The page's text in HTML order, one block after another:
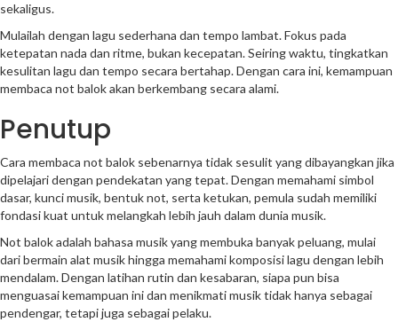
sekaligus.
Mulailah dengan lagu sederhana dan tempo lambat. Fokus pada
ketepatan nada dan ritme, bukan kecepatan. Seiring waktu, tingkatkan
kesulitan lagu dan tempo secara bertahap. Dengan cara ini, kemampuan
membaca not balok akan berkembang secara alami.
Penutup
Cara membaca not balok sebenarnya tidak sesulit yang dibayangkan jika
dipelajari dengan pendekatan yang tepat. Dengan memahami simbol
dasar, kunci musik, bentuk not, serta ketukan, pemula sudah memiliki
fondasi kuat untuk melangkah lebih jauh dalam dunia musik.
Not balok adalah bahasa musik yang membuka banyak peluang, mulai
dari bermain alat musik hingga memahami komposisi lagu dengan lebih
mendalam. Dengan latihan rutin dan kesabaran, siapa pun bisa
menguasai kemampuan ini dan menikmati musik tidak hanya sebagai
pendengar, tetapi juga sebagai pelaku.